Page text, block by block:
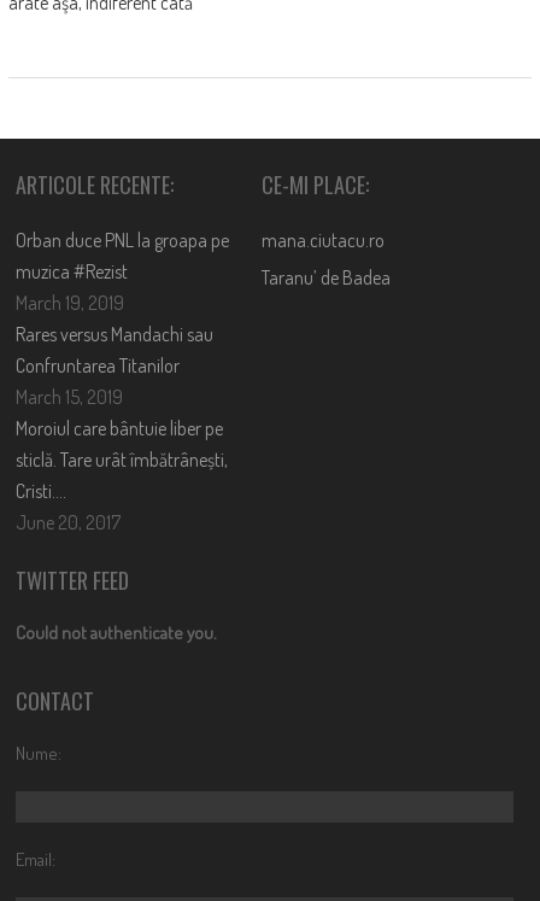
ARTICOLE RECENTE:
Orban duce PNL la groapa pe
muzica #Rezist
March 19, 2019
Rares versus Mandachi sau
Confruntarea Titanilor
March 15, 2019
Moroiul care bântuie liber pe
sticlă. Tare urât îmbătrânești,
Cristi….
June 20, 2017
CE-MI PLACE:
mana.ciutacu.ro
Taranu’ de Badea
TWITTER FEED
Could not authenticate you.
CONTACT
Nume:
Email: